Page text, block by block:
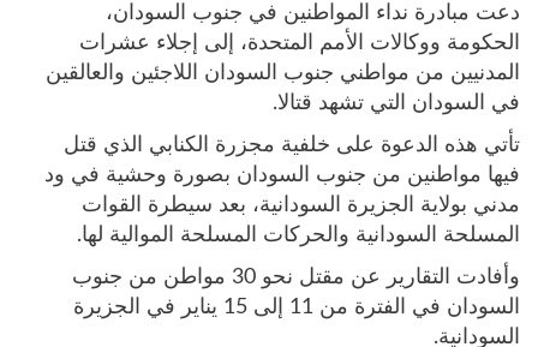
دعت مبادرة نداء المواطنين في جنوب السودان،
الحكومة ووكالات الأمم المتحدة، إلى إجلاء عشرات
المدنيين من مواطني جنوب السودان اللاجئين والعالقين
في السودان التي تشهد قتالا.
تأتي هذه الدعوة على خلفية مجزرة الكنابي الذي قتل
فيها مواطنين من جنوب السودان بصورة وحشية في ود
مدني بولاية الجزيرة السودانية، بعد سيطرة القوات
المسلحة السودانية والحركات المسلحة الموالية لها.
وأفادت التقارير عن مقتل نحو 30 مواطن من جنوب
السودان في الفترة من 11 إلى 15 يناير في الجزيرة
السودانية.